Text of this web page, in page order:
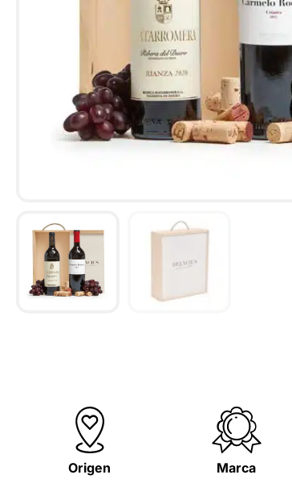
Origen
Marca